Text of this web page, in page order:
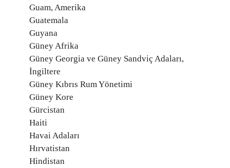
Guam, Amerika
Guatemala
Guyana
Güney Afrika
Güney Georgia ve Güney Sandviç Adaları,
İngiltere
Güney Kıbrıs Rum Yönetimi
Güney Kore
Gürcistan
Haiti
Havai Adaları
Hırvatistan
Hindistan